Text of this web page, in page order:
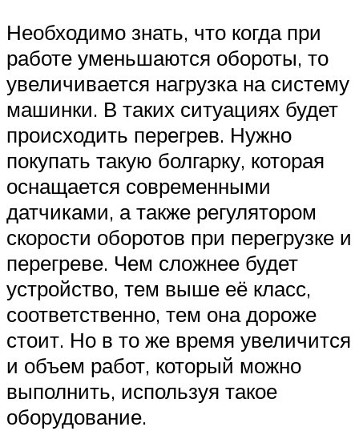
Необходимо знать, что когда при
работе уменьшаются обороты, то
увеличивается нагрузка на систему
машинки. В таких ситуациях будет
происходить перегрев. Нужно
покупать такую болгарку, которая
оснащается современными
датчиками, а также регулятором
скорости оборотов при перегрузке и
перегреве. Чем сложнее будет
устройство, тем выше её класс,
соответственно, тем она дороже
стоит. Но в то же время увеличится
и объем работ, который можно
выполнить, используя такое
оборудование.